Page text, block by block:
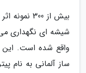
بیش از
شیشه ای نگهداری
واقع شده است.
ساز آلمانی به نام